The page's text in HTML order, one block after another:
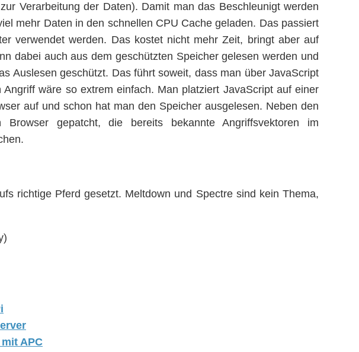
Verarbeitung der Daten). Damit man das Beschleunigt werden
mehr Daten in den schnellen CPU Cache geladen. Das passiert
verwendet werden. Das kostet nicht mehr Zeit, bringt aber auf
dabei auch aus dem geschützten Speicher gelesen werden und
Auslesen geschützt. Das führt soweit, dass man über JavaScript
wäre so extrem einfach. Man platziert JavaScript auf einer
auf und schon hat man den Speicher ausgelesen. Neben den
Browser gepatcht, die bereits bekannte Angriffsvektoren im
richtige Pferd gesetzt. Meltdown und Spectre sind kein Thema,
APC